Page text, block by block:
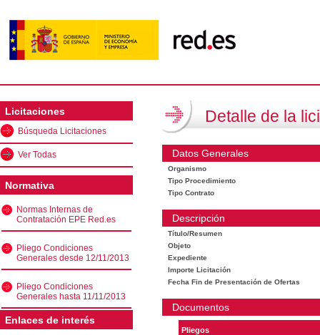
Licitaciones
Búsqueda Licitaciones
Ver Todas
Normativa
Normas Internas de
Contratación EPE Red.es
Pliego Condiciones
Generales desde 12/11/2013
Pliego Condiciones
Generales hasta 11/11/2013
Enlaces de interés
Detalle de la
Datos Generales
Organismo
Tipo Procedimiento
Tipo Contrato
Descripción
Título/Resumen
Objeto
Expediente
Importe Licitación
Fecha Fin de Presentación de Ofertas
Documentos
Pliegos